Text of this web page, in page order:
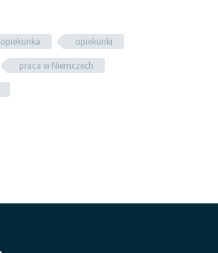
opiekunka
opiekunki
praca w Niemczech